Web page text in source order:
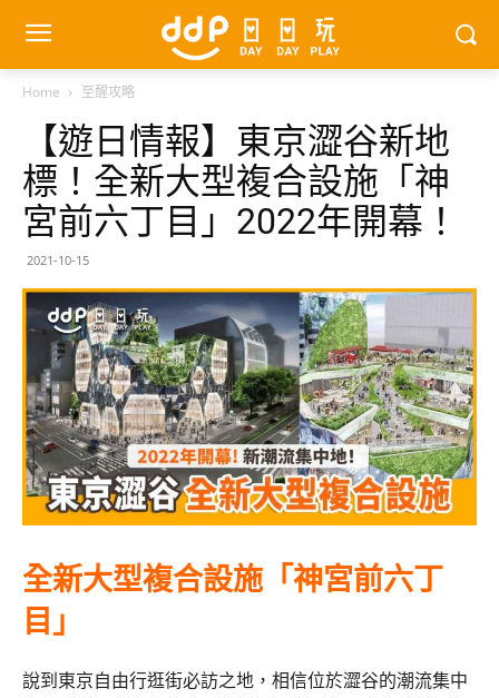
Home 至醒攻略
【遊日情報】東京澀谷新地
標！全新大型複合設施「神
宮前六丁目」2022年開幕！
2021-10-15
全新大型複合設施「神宮前六丁
目」
說到東京自由行逛街必訪之地，相信位於澀谷的潮流集中